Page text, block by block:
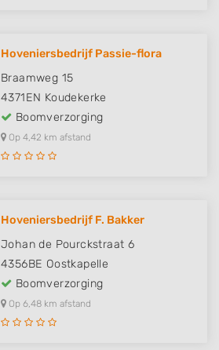
Hoveniersbedrijf Passie-flora
Braamweg 15
4371EN Koudekerke
Boomverzorging
Op 4,42 km afstand
Hoveniersbedrijf F. Bakker
Johan de Pourckstraat 6
4356BE Oostkapelle
Boomverzorging
Op 6,48 km afstand